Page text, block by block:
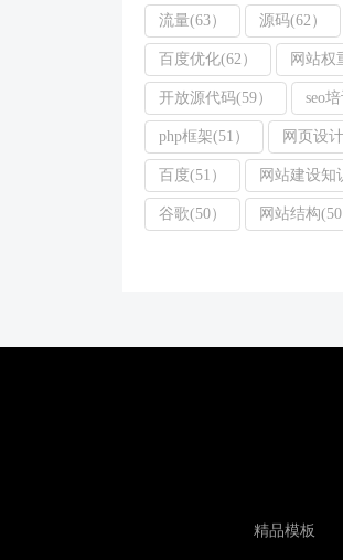
流量(63） 源码(62）
百度优化(62） 网站权
开放源代码(59） seo培
php框架(51） 网页设计
百度(51） 网站建设知
谷歌(50） 网站结构(50
精品模板